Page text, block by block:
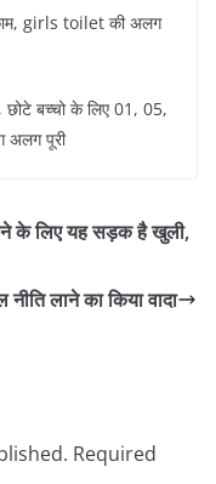
काम, girls toilet की अलग
छोटे बच्चो के लिए 01, 05,
अलग पूरी
के लिए यह सड़क है खुली,
लाने का किया वादा
Required